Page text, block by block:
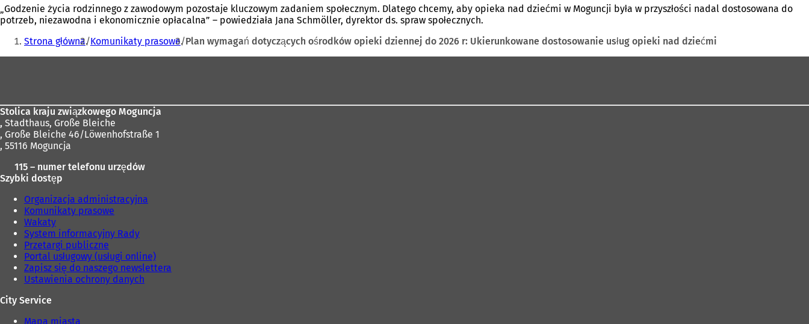
„Godzenie życia rodzinnego z zawodowym pozostaje kluczowym zadaniem społecznym. Dlatego chcemy, aby opieka nad dziećmi w Moguncji była w przyszłości nadal dostosowana do
potrzeb, niezawodna i ekonomicznie opłacalna” – powiedziała Jana Schmöller, dyrektor ds. spraw społecznych.
Jesteś
tutaj:
Strona główna Komunikaty prasowe Plan wymagań dotyczących ośrodków opieki dziennej do 2026 r: Ukierunkowane dostosowanie usług opieki nad dziećmi
Stolica kraju związkowego Moguncja
, Stadthaus, Große Bleiche
, Große Bleiche 46/Löwenhofstraße 1
, 55116 Moguncja
115 – numer telefonu urzędów
Szybki dostęp
Organizacja administracyjna
Komunikaty prasowe
Wakaty
System informacyjny Rady
Przetargi publiczne
Portal usługowy (usługi online)
Zapisz się do naszego newslettera
Ustawienia ochrony danych
City Service
Mapa miasta